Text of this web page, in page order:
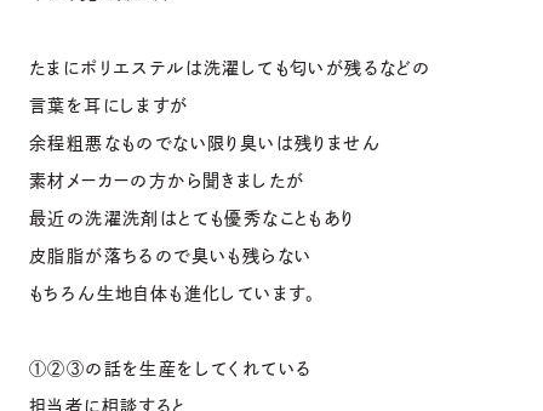
たまにポリエステルは洗濯しても匂いが残るなどの
言葉を耳にしますが
余程粗悪なものでない限り臭いは残りません
素材メーカーの方から聞きましたが
最近の洗濯洗剤はとても優秀なこともあり
皮脂脂が落ちるので臭いも残らない
もちろん生地自体も進化しています。
①②③の話を生産をしてくれている
担当者に相談すると